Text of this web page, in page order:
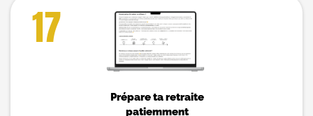
17
Prépare ta retraite
patiemment